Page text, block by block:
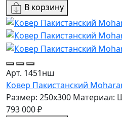
В корзину
Арт. 1451нш
Ковер Пакистанский
Размер: 250x300 Материал:
793 000 ₽